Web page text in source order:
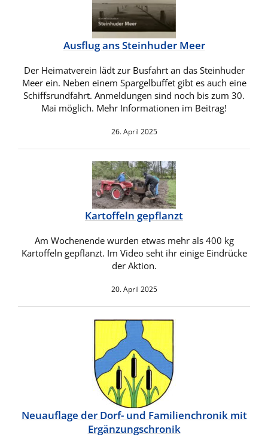
Ausflug ans Steinhuder Meer
Der Heimatverein lädt zur Busfahrt an das Steinhuder
Meer ein. Neben einem Spargelbuffet gibt es auch eine
Schiffsrundfahrt. Anmeldungen sind noch bis zum 30.
Mai möglich. Mehr Informationen im Beitrag!
26. April 2025
Kartoffeln gepflanzt
Am Wochenende wurden etwas mehr als 400 kg
Kartoffeln gepflanzt. Im Video seht ihr einige Eindrücke
der Aktion.
20. April 2025
Neuauflage der Dorf- und Familienchronik mit
Ergänzungschronik